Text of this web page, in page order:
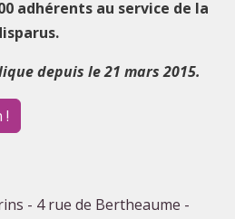
adhérents au service de la
depuis le 21 mars 2015.
!
- 4 rue de Bertheaume -